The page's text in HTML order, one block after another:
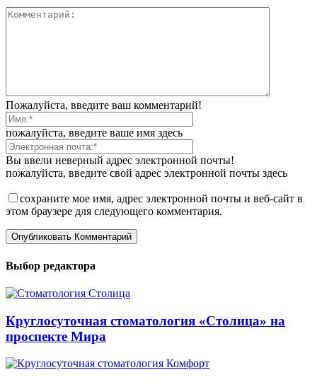
Пожалуйста, введите ваш комментарий!
пожалуйста, введите ваше имя здесь
Вы ввели неверный адрес электронной почты!
пожалуйста, введите свой адрес электронной почты здесь
сохраните мое имя, адрес электронной почты и веб-сайт в
этом браузере для следующего комментария.
Выбор редактора
Круглосуточная стоматология «Столица» на
проспекте Мира